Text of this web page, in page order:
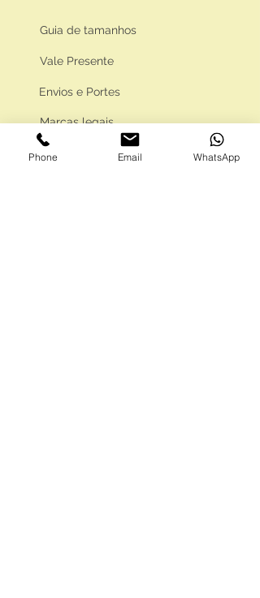
Guia de tamanhos
Vale Presente
Envios e Portes
Marcas legais
Programa Fidelidade
Phone Email WhatsApp